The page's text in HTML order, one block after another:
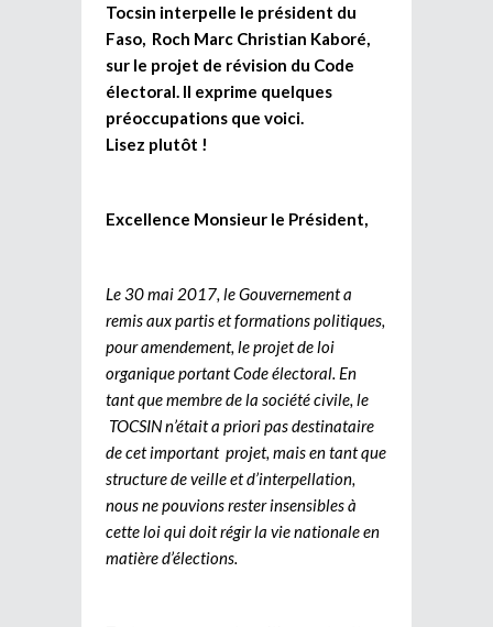
Tocsin interpelle le président du
Faso, Roch Marc Christian Kaboré,
sur le projet de révision du Code
électoral. Il exprime quelques
préoccupations que voici.
Lisez plutôt !
Excellence Monsieur le Président,
Le 30 mai 2017, le Gouvernement a
remis aux partis et formations politiques,
pour amendement, le projet de loi
organique portant Code électoral. En
tant que membre de la société civile, le
TOCSIN n’était a priori pas destinataire
de cet important projet, mais en tant que
structure de veille et d’interpellation,
nous ne pouvions rester insensibles à
cette loi qui doit régir la vie nationale en
matière d’élections.